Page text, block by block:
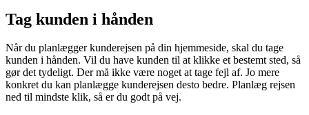
Tag kunden i hånden
Når du planlægger kunderejsen på din hjemmeside, skal du tage
kunden i hånden. Vil du have kunden til at klikke et bestemt sted, så
gør det tydeligt. Der må ikke være noget at tage fejl af. Jo mere
konkret du kan planlægge kunderejsen desto bedre. Planlæg rejsen
ned til mindste klik, så er du godt på vej.